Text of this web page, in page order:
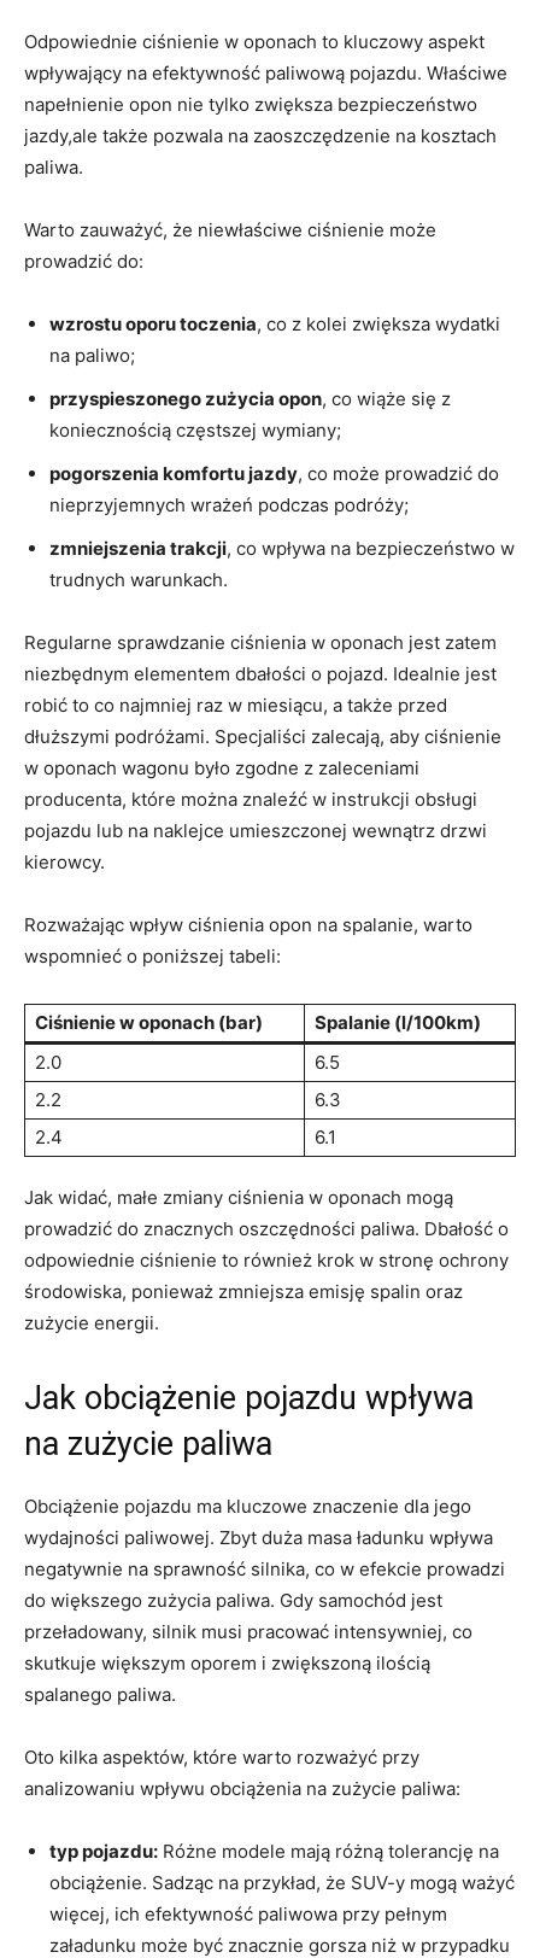
Odpowiednie ciśnienie⁤ w⁣ oponach to ​kluczowy‍ aspekt
wpływający na efektywność paliwową pojazdu. Właściwe
napełnienie opon nie ​tylko⁣ zwiększa bezpieczeństwo
jazdy,ale także pozwala na ‌zaoszczędzenie na kosztach
paliwa.
Warto ‍zauważyć, że niewłaściwe ciśnienie może
prowadzić do:
wzrostu‍ oporu toczenia, ‌co z kolei zwiększa wydatki
na paliwo;
przyspieszonego zużycia opon, co wiąże się z
‍koniecznością częstszej⁣ wymiany;
pogorszenia komfortu⁣ jazdy, co może prowadzić do
nieprzyjemnych ‌wrażeń podczas podróży;
zmniejszenia trakcji, co wpływa na bezpieczeństwo w
trudnych warunkach.
Regularne sprawdzanie ciśnienia w oponach⁣ jest zatem
niezbędnym elementem dbałości o⁢ pojazd. Idealnie jest
robić to co ⁢najmniej raz w miesiącu, a także przed
dłuższymi podróżami. ⁣Specjaliści zalecają, ⁢aby ciśnienie
w⁢ oponach wagonu było zgodne z zaleceniami
producenta, które można znaleźć⁢ w instrukcji obsługi
pojazdu lub​ na naklejce⁤ umieszczonej wewnątrz drzwi
kierowcy.
Rozważając wpływ ⁤ciśnienia opon na spalanie, warto
⁤wspomnieć o poniższej tabeli:
Ciśnienie ‌w oponach (bar)
Spalanie (l/100km)
2.0
6.5
2.2
6.3
2.4
6.1
Jak widać, małe zmiany ciśnienia⁣ w ​oponach⁢ mogą
prowadzić do ‍znacznych oszczędności paliwa. Dbałość o
odpowiednie ciśnienie to również krok w ‍stronę ochrony​
środowiska,‌ ponieważ zmniejsza emisję spalin oraz
zużycie energii.
Jak​ obciążenie pojazdu wpływa⁢
na⁣ zużycie paliwa
Obciążenie pojazdu ma kluczowe‌ znaczenie dla jego
wydajności⁣ paliwowej. Zbyt​ duża masa⁣ ładunku ‍wpływa
⁣negatywnie na sprawność silnika, co w efekcie prowadzi
⁣do większego zużycia paliwa. Gdy⁣ samochód jest
przeładowany, silnik musi pracować ‌intensywniej,⁤ co
skutkuje większym ⁤oporem i zwiększoną ilością
spalanego paliwa.
Oto kilka aspektów, które warto rozważyć przy
analizowaniu wpływu obciążenia na zużycie ⁤paliwa:
typ pojazdu: ‌Różne ‌modele mają różną tolerancję⁣ na
obciążenie. Sadząc​ na ‌przykład, że SUV-y mogą ważyć
więcej, ich ⁤efektywność‌ paliwowa przy pełnym
załadunku może ​być ‍znacznie gorsza ‌niż‌ w przypadku‌